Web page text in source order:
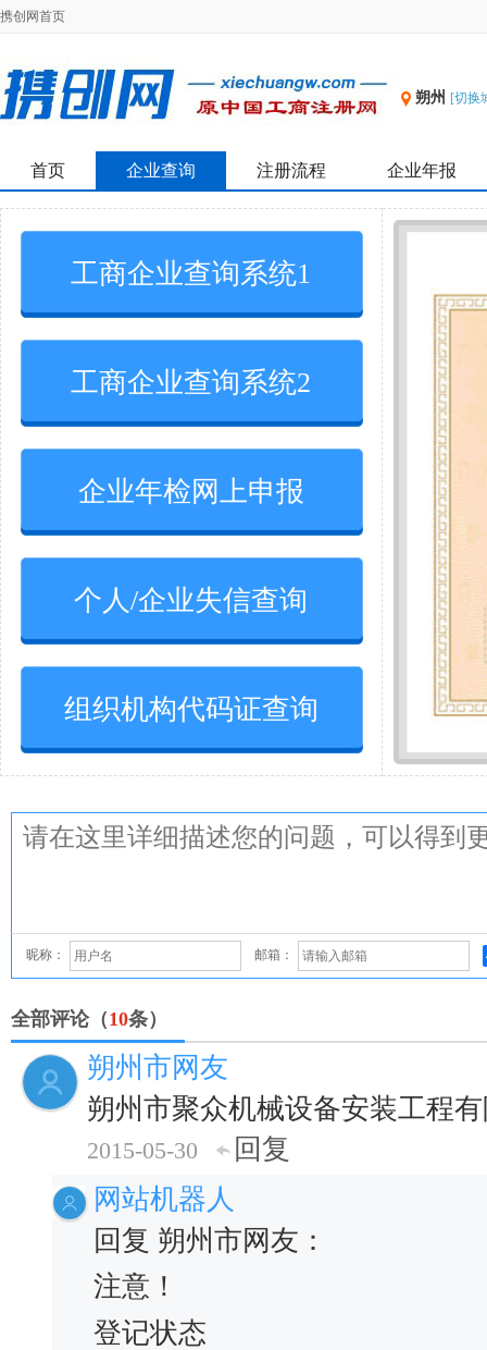
携创网首页
朔州 [切换
首页 企业查询 注册流程 企业年报
工商企业查询系统1
工商企业查询系统2
企业年检网上申报
个人/企业失信查询
组织机构代码证查询
昵称： 邮箱：
全部评论（10条）
朔州市网友
朔州市聚众机械设备安装工程
2015-05-30
回复
网站机器人
回复 朔州市网友：
注意！
登记状态